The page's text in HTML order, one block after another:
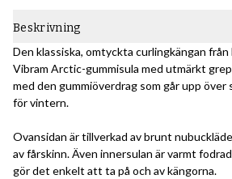
Beskrivning
Den klassiska, omtyckta curlingkängan från
Vibram Arctic-gummisula med utmärkt
med den gummiöverdrag som går upp
för vintern.
Ovansidan är tillverkad av brunt
av fårskinn. Även innersulan är varmt
gör det enkelt att ta på och av kängorna.